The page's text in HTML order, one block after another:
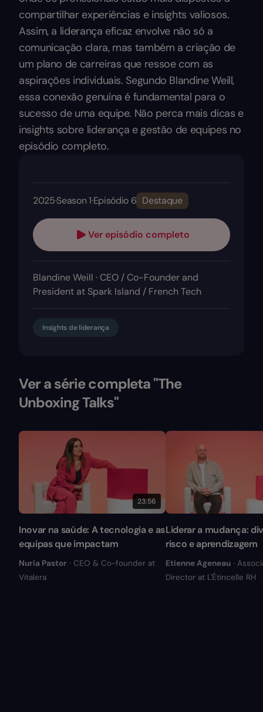
compartilhar experiências e insights valiosos.
Assim, a liderança eficaz envolve não só a
comunicação clara, mas também a criação de
um plano de carreiras que ressoe com as
aspirações individuais. Segundo Blandine Weill,
essa conexão genuína é fundamental para o
sucesso de uma equipe. Não perca mais dicas e
insights sobre liderança e gestão de equipes no
episódio completo.
2025·Season 1·Episódio 6 Destaque
Ver episódio completo
Blandine Weill · CEO / Co-Founder and
President at Spark Island / French Tech
Insights de liderança
Ver a série completa "The
Unboxing Talks"
23:56
Inovar na saúde: A tecnologia e as
equipas que impactam
Nuria Pastor · CEO & Co-founder at
Vitalera
Liderar a mudança:
risco e aprendizagem
Etienne Ageneau ·
Director at L'Étincelle RH